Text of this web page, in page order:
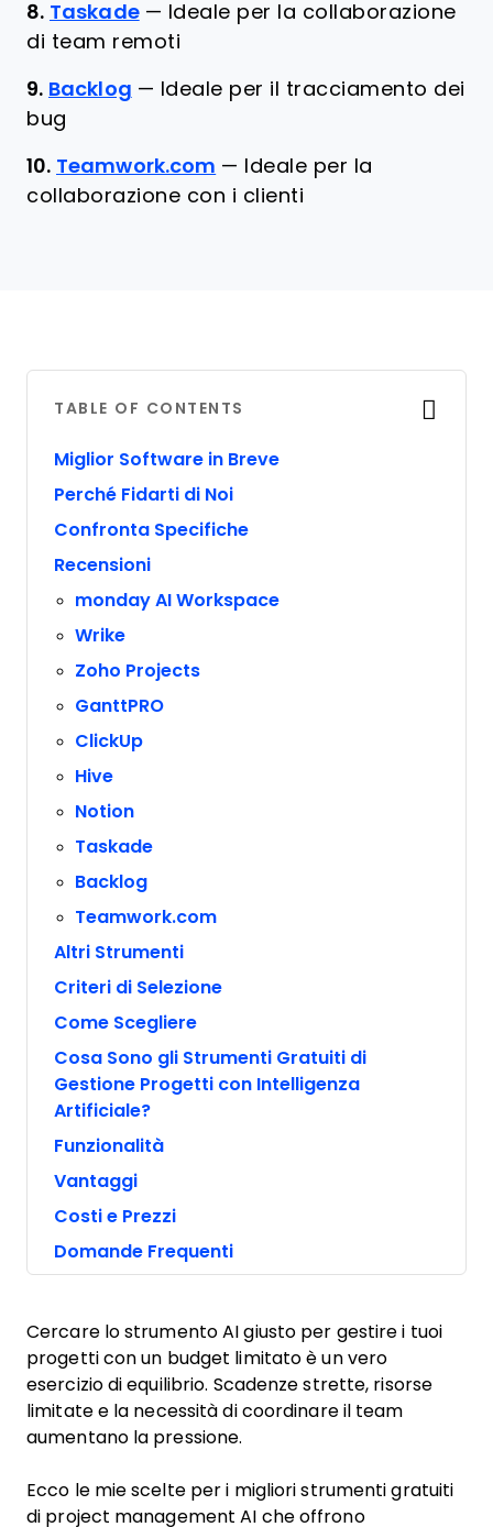
8. Taskade — Ideale per la collaborazione
di team remoti
9. Backlog — Ideale per il tracciamento dei
bug
10. Teamwork.com —
Ideale per la
collaborazione con i clienti
TABLE OF CONTENTS
Miglior Software in Breve
Perché Fidarti di Noi
Confronta Specifiche
Recensioni
monday AI Workspace
Wrike
Zoho Projects
GanttPRO
ClickUp
Hive
Notion
Taskade
Backlog
Teamwork.com
Altri Strumenti
Criteri di Selezione
Come Scegliere
Cosa Sono gli Strumenti Gratuiti di
Gestione Progetti con Intelligenza
Artificiale?
Funzionalità
Vantaggi
Costi e Prezzi
Domande Frequenti
Cercare lo strumento AI giusto per gestire i tuoi
progetti con un budget limitato è un vero
esercizio di equilibrio. Scadenze strette, risorse
limitate e la necessità di coordinare il team
aumentano la pressione.
Ecco le mie scelte per i migliori strumenti gratuiti
di project management AI che offrono